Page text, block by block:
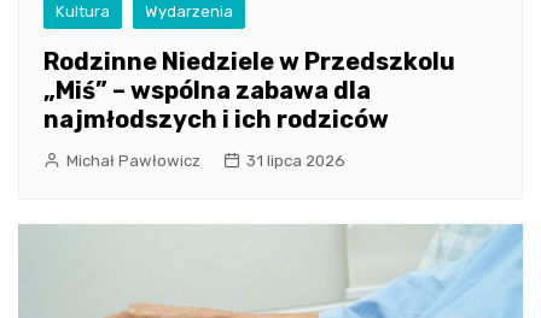
Kultura Wydarzenia
Rodzinne Niedziele w Przedszkolu
„Miś” – wspólna zabawa dla
najmłodszych i ich rodziców
Michał Pawłowicz 31 lipca 2026